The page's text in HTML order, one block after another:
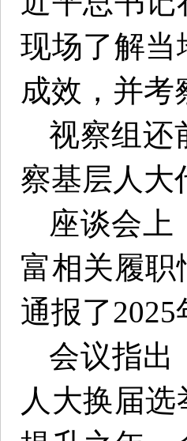
现场了解当
成效，并考
视察组还
察基层人大
座谈会上
富相关履职
通报了
会议指出
人大换届